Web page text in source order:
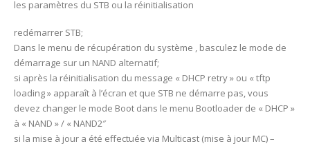
les paramètres du STB ou la réinitialisation
redémarrer STB;
Dans le menu de récupération du système , basculez le mode de
démarrage sur un NAND alternatif;
si après la réinitialisation du message « DHCP retry » ou « tftp
loading » apparaît à l’écran et que STB ne démarre pas, vous
devez changer le mode Boot dans le menu Bootloader de « DHCP »
à « NAND » / « NAND2″
si la mise à jour a été effectuée via Multicast (mise à jour MC) –